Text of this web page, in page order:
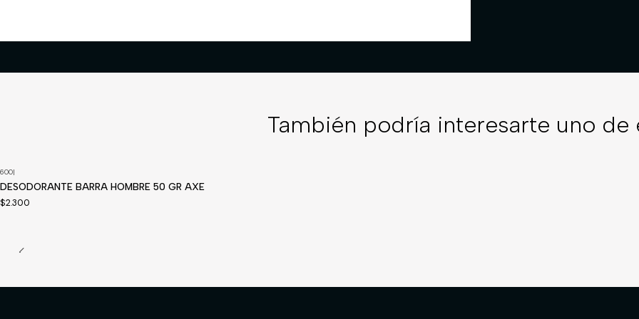
También podría interesarte uno de
600|
DESODORANTE BARRA HOMBRE 50 GR AXE
$2.300